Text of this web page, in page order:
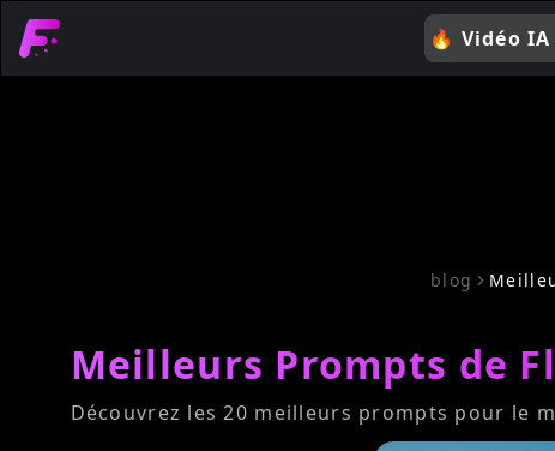
🔥 Vidéo IA
blog
Meilleurs Prompts de
Découvrez les 20 meilleurs prompts pour le